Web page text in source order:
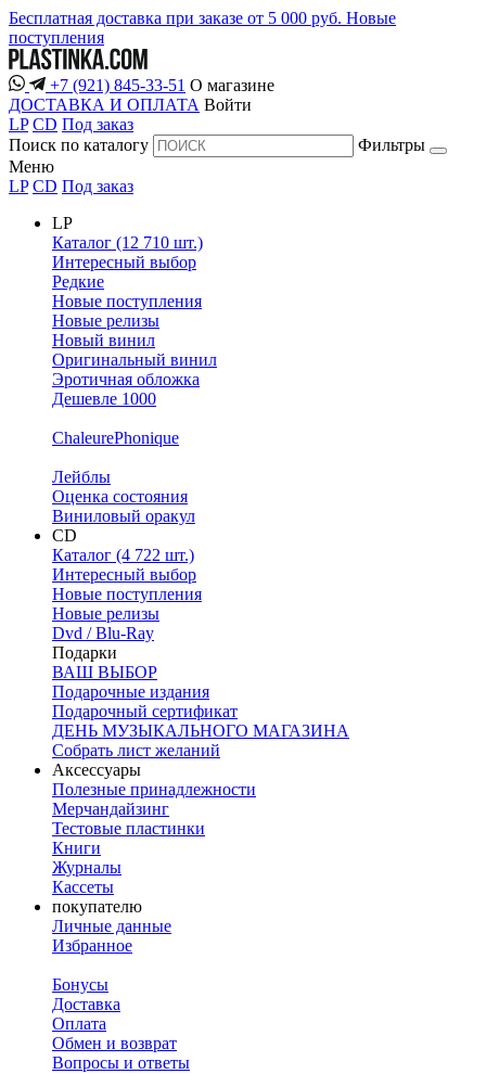
Бесплатная доставка при заказе от 5 000 руб. Новые
поступления
+7 (921) 845-33-51 О магазине
ДОСТАВКА И ОПЛАТА Войти
LP CD Под заказ
Поиск по каталогу
Фильтры
Меню
LP CD Под заказ
LP
Каталог (12 710 шт.)
Интересный выбор
Редкие
Новые поступления
Новые релизы
Новый винил
Оригинальный винил
Эротичная обложка
Дешевле 1000
ChaleurePhonique
Лейблы
Оценка состояния
Виниловый оракул
CD
Каталог (4 722 шт.)
Интересный выбор
Новые поступления
Новые релизы
Dvd / Blu-Ray
Подарки
ВАШ ВЫБОР
Подарочные издания
Подарочный сертификат
ДЕНЬ МУЗЫКАЛЬНОГО МАГАЗИНА
Собрать лист желаний
Аксессуары
Полезные принадлежности
Мерчандайзинг
Тестовые пластинки
Книги
Журналы
Кассеты
покупателю
Личные данные
Избранное
Бонусы
Доставка
Оплата
Обмен и возврат
Вопросы и ответы